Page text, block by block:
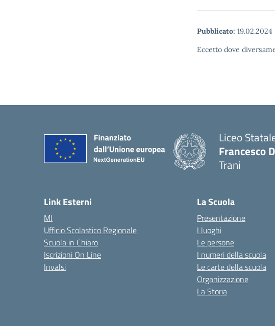
Pubblicato: 19.02.2024
Eccetto dove
Liceo
Francesco
Trani
Link Esterni
MI
Ufficio Scolastico Regionale
Scuola in Chiaro
Iscrizioni On Line
Invalsi
La Scuola
Presentazione
I luoghi
Le persone
I numeri della scuola
Le carte della scuola
Organizzazione
La Storia